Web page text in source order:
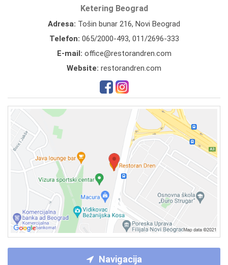
Ketering Beograd
Adresa: Tošin bunar 216, Novi Beograd
Telefon: 065/2000-493, 011/2696-333
E-mail: office@restorandren.com
Website: restorandren.com
Navigacija